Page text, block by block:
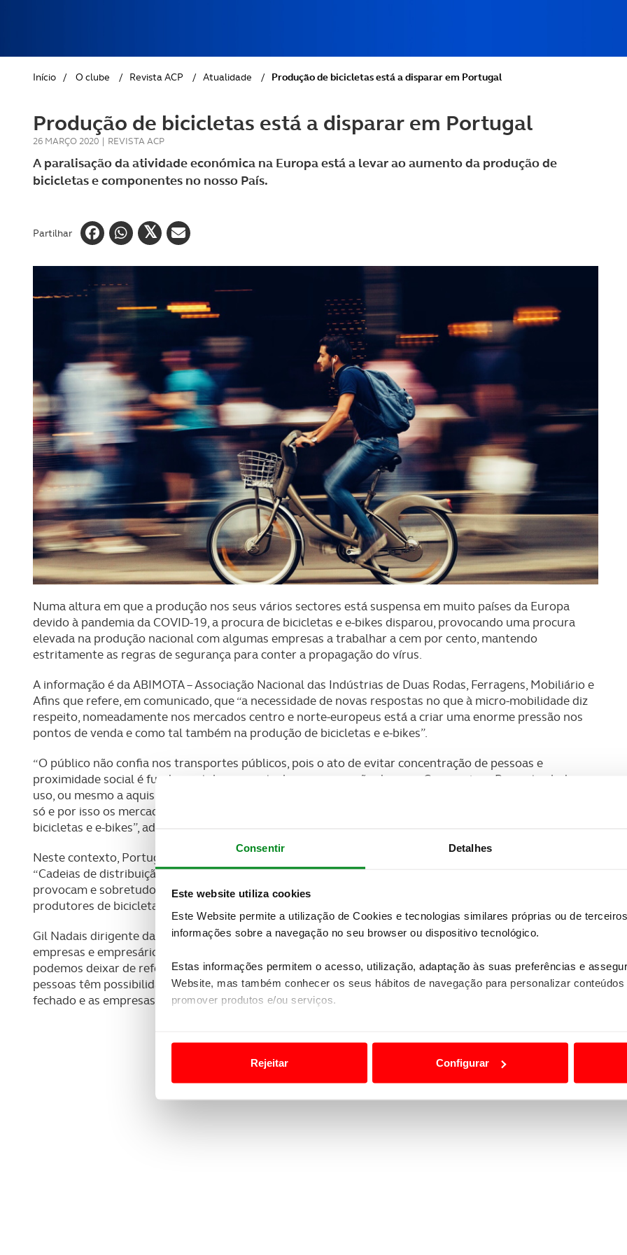
Consentir Detalhes
Este website utiliza cookies
Este Website permite a utilização de Cookies e tecnologias similares próprias ou de
informações sobre a navegação no seu browser ou dispositivo tecnológico.
Estas informações permitem o acesso, utilização, adaptação às suas preferências e
Website, mas também conhecer os seus hábitos de navegação para personalizar
promover produtos e/ou serviços.
Usamos cookies para melhorar a sua experiência digital, personalizar conteúdos e
funcionalidades de redes sociais, bem como para analisar dados de navegação no nosso
Adicionalmente partilhamos informação, relativa à sua utilização do nosso site de
Rejeitar Configurar
GOLFE
AUTOCARAVANISMO
Início / O clube / Revista ACP / Atualidade / Produção de bicicletas está a disparar em Portugal
Produção de bicicletas está a disparar em Portugal
26 MARÇO 2020 | REVISTA ACP
A paralisação da atividade económica na Europa está a levar ao aumento da produção de
bicicletas e componentes no nosso País.
Partilhar
Numa altura em que a produção nos seus vários sectores está suspensa em muito países da Europa
devido à pandemia da COVID-19, a procura de bicicletas e e-bikes disparou, provocando uma procura
elevada na produção nacional com algumas empresas a trabalhar a cem por cento, mantendo
estritamente as regras de segurança para conter a propagação do vírus.
A informação é da ABIMOTA – Associação Nacional das Indústrias de Duas Rodas, Ferragens, Mobiliário e
Afins que refere, em comunicado, que “a necessidade de novas respostas no que à micro-mobilidade diz
respeito, nomeadamente nos mercados centro e norte-europeus está a criar uma enorme pressão nos
pontos de venda e como tal também na produção de bicicletas e e-bikes”.
“O público não confia nos transportes públicos, pois o ato de evitar concentração de pessoas e
proximidade social é fundamental para controlar a propagação do novo Coronavirus. Por outro lado, o
uso, ou mesmo a aquisição do automóvel não se apresenta como opção para deslocações curtas e não
só e por isso os mercados, com enfoque na Alemanha, aumentaram significativamente a procura de
bicicletas e e-bikes”, adianta aquela associação.
Neste contexto, Portugal está a surgir como o local óbvio para responder às necessidades do mercado.
“Cadeias de distribuição curtas, capacidade de produção e a qualidade do produto final, são fatores que
provocam e sobretudo aumentam a procura do nosso mercado, enquanto fornecedor”, destacam os
produtores de bicicletas.
Gil Nadais dirigente da ABIMOTA refere ainda que “a capacidade de resposta e a criatividade das nossas
empresas e empresários, está a ser testada e a resposta ao teste está a ser plenamente positiva. Não
podemos deixar de referir que este é o caso de algumas empresas que exportam para mercados onde as
pessoas têm possibilidade de ir trabalhar, porque onde as restrições são maiores, o mercado está
fechado e as empresas estão a paralisar”.